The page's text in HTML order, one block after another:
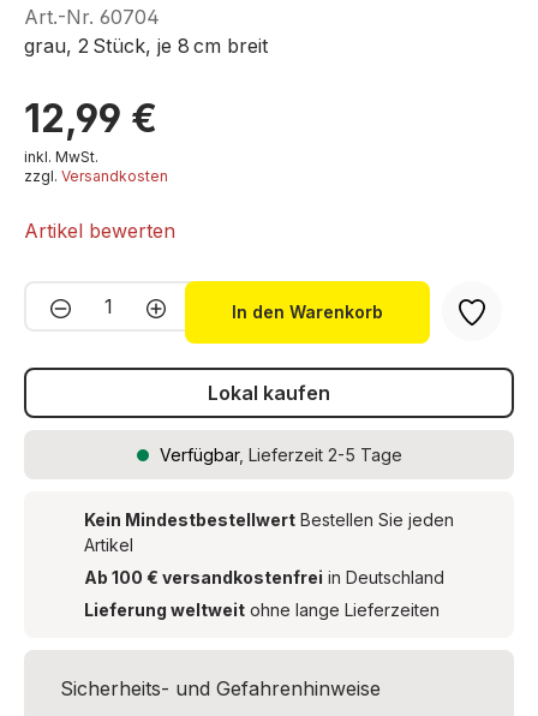
Art.-Nr. 60704
grau, 2 Stück, je 8 cm breit
12,99 €
inkl. MwSt.
zzgl. Versandkosten
Artikel bewerten
Produkt Anzahl: Gib den
In den Warenkorb
Lokal kaufen
Verfügbar, Lieferzeit 2-5 Tage
Kein Mindestbestellwert Bestellen Sie jeden
Artikel
Ab 100 € versandkostenfrei in Deutschland
Lieferung weltweit ohne lange Lieferzeiten
Sicherheits- und Gefahrenhinweise